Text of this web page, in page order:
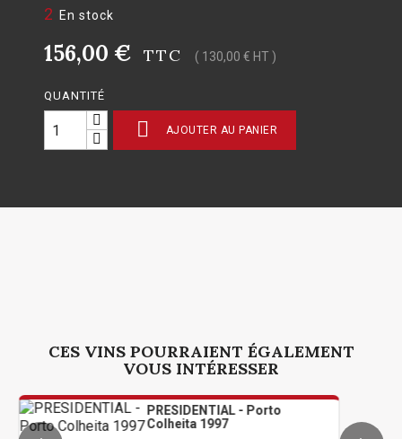
2 En stock
156,00 € TTC ( 130,00 € HT )
QUANTITÉ
 AJOUTER AU PANIER
CES VINS POURRAIENT ÉGALEMENT
VOUS INTÉRESSER
PRESIDENTIAL - Porto
Colheita 1997